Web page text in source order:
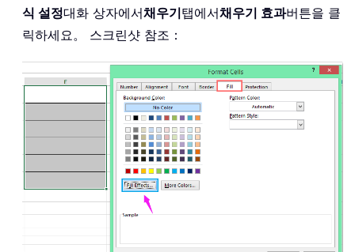
식 설정대화 상자에서채우기탭에서채우기 효과버튼을 클
릭하세요。 스크린샷 참조：